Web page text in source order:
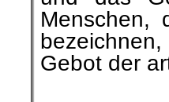
Gebot der